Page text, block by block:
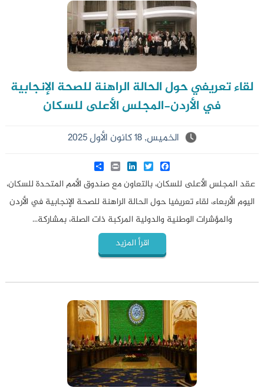
لقاء تعريفي حول الحالة الراهنة للصحة الإنجابية
في الأردن-المجلس الأعلى للسكان
الخميس, 18 كانون الأول 2025
Facebook
Twitter
LinkedIn
Print
عقد المجلس الأعلى للسكان، بالتعاون مع صندوق الأمم المتحدة للسكان،
اليوم الأربعاء، لقاء تعريفيا حول الحالة الراهنة للصحة الإنجابية في الأردن
والمؤشرات الوطنية والدولية المركبة ذات الصلة، بمشاركة...
اقرأ المزيد